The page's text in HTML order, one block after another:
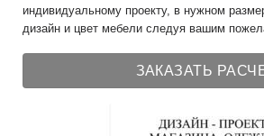
индивидуальному проекту, в нужном
дизайн и цвет мебели следуя вашим
ЗАКАЗАТЬ